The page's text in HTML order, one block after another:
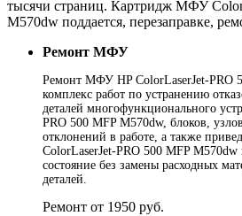
тысячи страниц. Картридж МФУ
M570dw поддается, перезаправке,
Ремонт МФУ
Ремонт МФУ HP ColorLaserJet-PRO
комплекс работ по устранению
деталей многофункционального
PRO 500 MFP M570dw, блоков,
отклонений в работе, а также
ColorLaserJet-PRO 500 MFP M570dw
состояние без замены расходных
деталей.
Ремонт от 1950 руб.